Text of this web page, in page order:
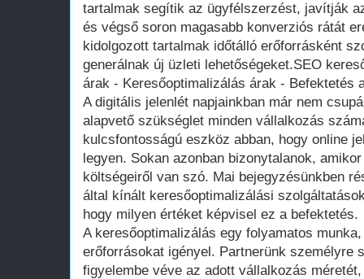
tartalmak segítik az ügyfélszerzést, javítják
és végső soron magasabb konverziós rátát
kidolgozott tartalmak időtálló erőforrásként
generálnak új üzleti lehetőségeket.SEO
árak - Keresőoptimalizálás árak - Befektetés
A digitális jelenlét napjainkban már nem
alapvető szükséglet minden vállalkozás
kulcsfontosságú eszköz abban, hogy online
legyen. Sokan azonban bizonytalanok,
költségeiről van szó. Mai bejegyzésünkben
által kínált keresőoptimalizálási
hogy milyen értéket képvisel ez a befektetés.
A keresőoptimalizálás egy folyamatos
erőforrásokat igényel. Partnerünk személyre
figyelembe véve az adott vállalkozás